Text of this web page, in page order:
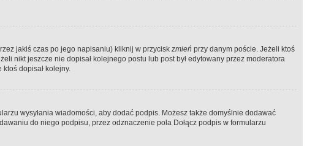
jakiś czas po jego napisaniu) kliknij w przycisk zmień przy danym poście. Jeżeli ktoś
nikt jeszcze nie dopisał kolejnego postu lub post był edytowany przez moderatora
dopisał kolejny.
wysyłania wiadomości, aby dodać podpis. Możesz także domyślnie dodawać
do niego podpisu, przez odznaczenie pola Dołącz podpis w formularzu